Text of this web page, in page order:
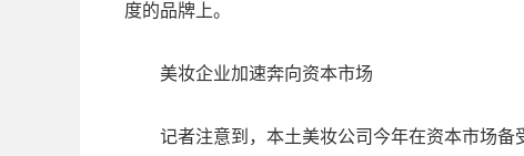
度的品牌上。
美妆企业加速奔向资本市场
记者注意到，本土美妆公司今年在资本市场备